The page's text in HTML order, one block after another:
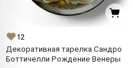
12
Декоративная тарелка Сандро
Боттичелли Рождение Венеры